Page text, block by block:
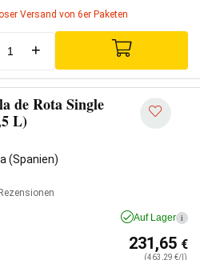
Versand von 6er Paketen
+
de Rota Single
L)
(Spanien)
Auf Lager i
231,65 €
(463,29 €/l)